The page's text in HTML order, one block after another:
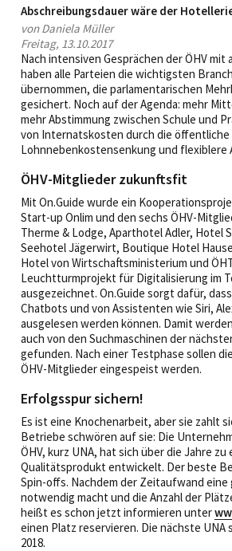
Abschreibungsdauer wäre der
von Daniela Müller
Freitag, 13.10.2017
Nach intensiven Gesprächen der ÖHV mit
haben alle Parteien die wichtigsten
übernommen, die parlamentarischen
gesichert. Noch auf der Agenda: mehr
mehr Abstimmung zwischen Schule und
von Internatskosten durch die öffentliche
Lohnnebenkostensenkung und flexiblere
ÖHV-Mitglieder zukunftsfit
Mit On.Guide wurde ein
Start-up Onlim und den sechs ÖHV-
Therme & Lodge, Aparthotel Adler, Hotel
Seehotel Jägerwirt, Boutique Hotel
Hotel von Wirtschaftsministerium und
Leuchtturmprojekt für Digitalisierung im
ausgezeichnet. On.Guide sorgt dafür,
Chatbots und von Assistenten wie Siri,
ausgelesen werden können. Damit
auch von den Suchmaschinen der
gefunden. Nach einer Testphase sollen
ÖHV-Mitglieder eingespeist werden.
Erfolgsspur sichern!
Es ist eine Knochenarbeit, aber sie zahlt
Betriebe schwören auf sie: Die
ÖHV, kurz UNA, hat sich über die Jahre zu
Qualitätsprodukt entwickelt. Der beste
Spin-offs. Nachdem der Zeitaufwand eine
notwendig macht und die Anzahl der
heißt es schon jetzt informieren unter
einen Platz reservieren. Die nächste UNA
2018.